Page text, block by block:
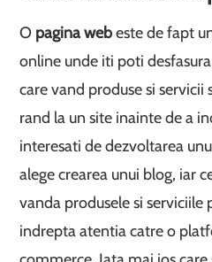
O pagina webeste de fapt
online unde iti poti
care vand produse si servicii
rand la un site inainte de a
interesati de dezvoltarea
alege crearea unui blog, iar
vanda produsele si serviciile
indrepta atentia catre o